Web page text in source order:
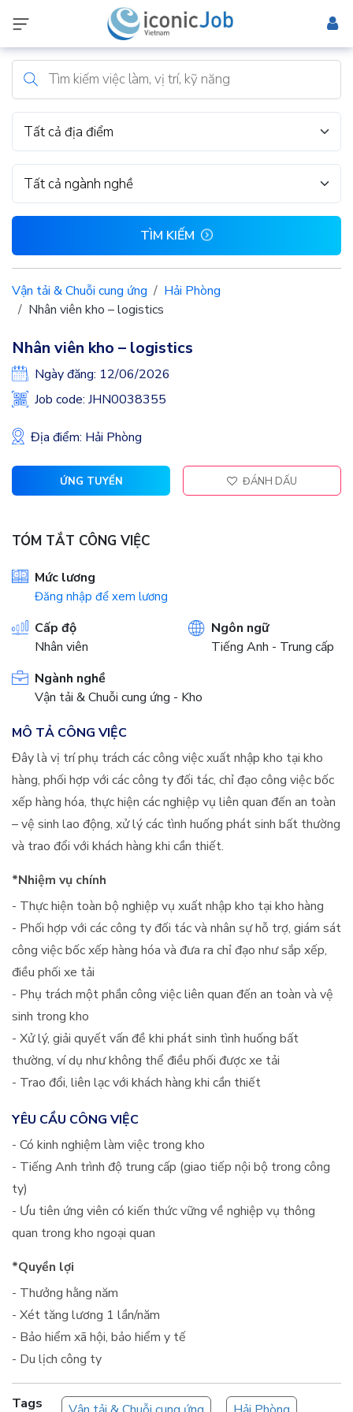
Tất cả địa điểm
Tất cả ngành nghề
TÌM KIẾM
Vận tải & Chuỗi cung ứng
Hải Phòng
Nhân viên kho – logistics
Nhân viên kho – logistics
Ngày đăng: 12/06/2026
Job code: JHN0038355
Địa điểm: Hải Phòng
ỨNG TUYỂN ĐÁNH DẤU
TÓM TẮT CÔNG VIỆC
Mức lương
Đăng nhập để xem lương
Cấp độ
Nhân viên
Ngôn ngữ
Tiếng Anh - Trung cấp
Ngành nghề
Vận tải & Chuỗi cung ứng - Kho
MÔ TẢ CÔNG VIỆC
Đây là vị trí phụ trách các công việc xuất nhập kho tại kho
hàng, phối hợp với các công ty đối tác, chỉ đạo công việc bốc
xếp hàng hóa, thực hiện các nghiệp vụ liên quan đến an toàn
– vệ sinh lao động, xử lý các tình huống phát sinh bất thường
và trao đổi với khách hàng khi cần thiết.
*Nhiệm vụ chính
- Thực hiện toàn bộ nghiệp vụ xuất nhập kho tại kho hàng
- Phối hợp với các công ty đối tác và nhân sự hỗ trợ, giám sát
công việc bốc xếp hàng hóa và đưa ra chỉ đạo như sắp xếp,
điều phối xe tải
- Phụ trách một phần công việc liên quan đến an toàn và vệ
sinh trong kho
- Xử lý, giải quyết vấn đề khi phát sinh tình huống bất
thường, ví dụ như không thể điều phối được xe tải
- Trao đổi, liên lạc với khách hàng khi cần thiết
YÊU CẦU CÔNG VIỆC
- Có kinh nghiệm làm việc trong kho
- Tiếng Anh trình độ trung cấp (giao tiếp nội bộ trong công
ty)
- Ưu tiên ứng viên có kiến thức vững về nghiệp vụ thông
quan trong kho ngoại quan
*Quyền lợi
- Thưởng hằng năm
- Xét tăng lương 1 lần/năm
- Bảo hiểm xã hội, bảo hiểm y tế
- Du lịch công ty
Tags